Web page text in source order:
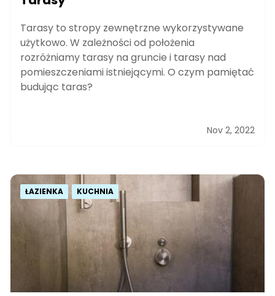
Tarasy to stropy zewnętrzne wykorzystywane
użytkowo. W zależności od położenia
rozróżniamy tarasy na gruncie i tarasy nad
pomieszczeniami istniejącymi. O czym pamiętać
budując taras?
Nov 2, 2022
ŁAZIENKA KUCHNIA